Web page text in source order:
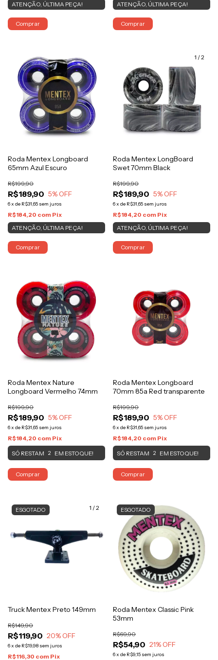
ATENÇÃO, ÚLTIMA PEÇA!
Comprar
ATENÇÃO, ÚLTIMA PEÇA!
Comprar
Roda Mentex Longboard
65mm Azul Escuro
R$189,90
R$199,90
5% OFF
6x de R$31,65 sem juros
R$184,20 com Pix
ATENÇÃO, ÚLTIMA PEÇA!
Comprar
1 /2
Roda Mentex LongBoard
Swet 70mm Black
R$189,90
R$199,90
5% OFF
6x de R$31,65 sem juros
R$184,20 com Pix
ATENÇÃO, ÚLTIMA PEÇA!
Comprar
Roda Mentex Nature
Longboard Vermelho 74mm
R$189,90
R$199,90
5% OFF
6x de R$31,65 sem juros
R$184,20 com Pix
SÓ RESTAM 2 EM ESTOQUE!
Comprar
Roda Mentex Longboard
70mm 85a Red transparente
R$189,90
R$199,90
5% OFF
6x de R$31,65 sem juros
R$184,20 com Pix
SÓ RESTAM 2 EM ESTOQUE!
Comprar
1 /2
ESGOTADO
Truck Mentex Preto 149mm
R$119,90
R$149,90
20% OFF
6x de R$19,98 sem juros
R$116,30 com Pix
ESGOTADO
Roda Mentex Classic Pink
53mm
R$54,90
R$69,90
21% OFF
6x de R$9,15 sem juros